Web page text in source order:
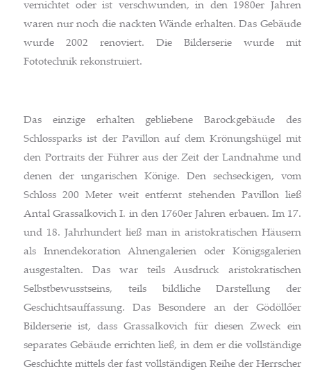
vernichtet oder ist verschwunden, in den 1980er Jahren
waren nur noch die nackten Wände erhalten. Das Gebäude
wurde 2002 renoviert. Die Bilderserie wurde mit
Fototechnik rekonstruiert.
Das einzige erhalten gebliebene Barockgebäude des
Schlossparks ist der Pavillon auf dem Krönungshügel mit
den Portraits der Führer aus der Zeit der Landnahme und
denen der ungarischen Könige. Den sechseckigen, vom
Schloss 200 Meter weit entfernt stehenden Pavillon ließ
Antal Grassalkovich I. in den 1760er Jahren erbauen. Im 17.
und 18. Jahrhundert ließ man in aristokratischen Häusern
als Innendekoration Ahnengalerien oder Königsgalerien
ausgestalten. Das war teils Ausdruck aristokratischen
Selbstbewusstseins, teils bildliche Darstellung der
Geschichtsauffassung. Das Besondere an der Gödöllőer
Bilderserie ist, dass Grassalkovich für diesen Zweck ein
separates Gebäude errichten ließ, in dem er die vollständige
Geschichte mittels der fast vollständigen Reihe der Herrscher